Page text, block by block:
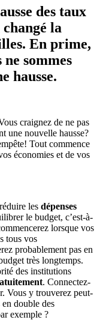
des taux
la
En prime,
sommes
hausse.
craignez de ne pas
une nouvelle hausse?
Tout commence
économies et de vos
les dépenses
le budget, c’est-à-
lorsque vos
tous vos
probablement pas en
très longtemps.
des institutions
. Connectez-
Vous y trouverez peut-
en double des
exemple ?